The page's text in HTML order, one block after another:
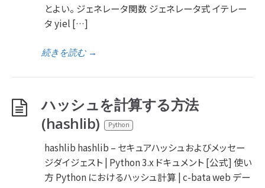
とよい。 ジェネレータ関数 ジェネレータ式 イテレー
タ yiel […]
続きを読む→
ハッシュを計算する方法
(hashlib)
Python
hashlib hashlib – セキュアハッシュおよびメッセー
ジダイジェスト | Python 3.x ドキュメント [公式] 使い
方 Python におけるハッシュ計算 | c-bata web デー